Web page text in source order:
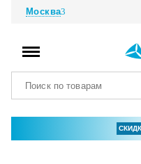
Москва